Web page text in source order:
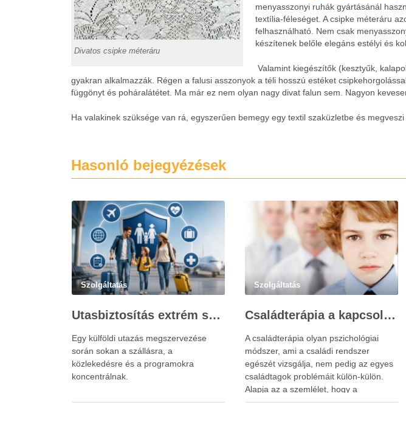
Divatos csipke méteráru
menyasszonyi ruhák gyártásánál
textília-féleséget. A csipke méteráru
felhasználható. Nem csak
készítenek belőle elegáns estélyi és
Valamint kiegészítők (kesztyűk,
gyakran alkalmazzák. Régen a falusi asszonyok a téli hosszú estéket
függönyt és poháralátétet. Ma már ez nem olyan nagy divat falun sem. Nagyon
Ha valakinek szüksége van rá, egyszerűen bemegy egy textil szaküzletbe és
Hasonló bejegyézések
Szolgáltatás
Utasbiztosítás extrém sportokra és krónikus betegségek esetén: mire figyelj utazás előtt?
Egy külföldi utazás megszervezése
során sokan a szállásra, a
közlekedésre és a programokra
koncentrálnak.
Szolgáltatás
Családterápia a kapcsolatok helyreállításért
A családterápia olyan pszichológiai
módszer, ami a családi rendszer
egészét vizsgálja, nem pedig az egyes
családtagok problémáit külön-külön.
Alapja az a szemlélet, hogy a
családtagok viselkedése és érzelmi